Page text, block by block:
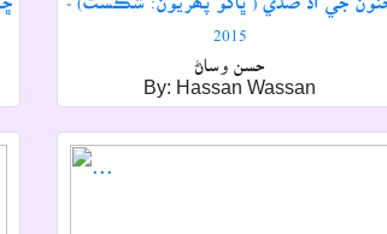
حسن وساڻ
By: Hassan Wassan